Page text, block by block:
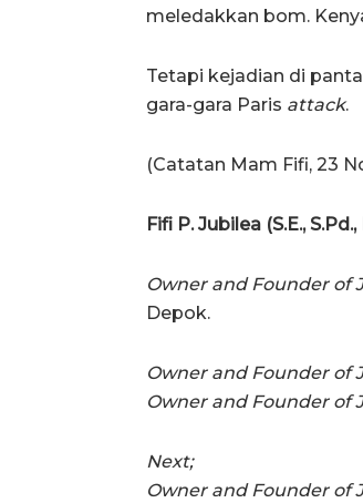
meledakkan bom.
Tetapi kejadian di
gara-gara Paris attack.
(Catatan Mam Fifi, 23
Fifi P. Jubilea (S.E.,
Owner and Founder of
Depok.
Owner and Founder of
Owner and Founder of
Next;
Owner and Founder of